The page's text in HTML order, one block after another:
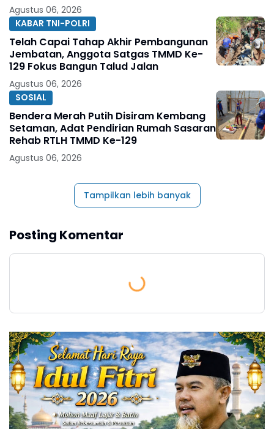
Agustus 06, 2026
KABAR TNI-POLRI
Telah Capai Tahap Akhir Pembangunan
Jembatan, Anggota Satgas TMMD Ke-
129 Fokus Bangun Talud Jalan
Agustus 06, 2026
SOSIAL
Bendera Merah Putih Disiram Kembang
Setaman, Adat Pendirian Rumah Sasaran
Rehab RTLH TMMD Ke-129
Agustus 06, 2026
Tampilkan lebih banyak
Posting Komentar